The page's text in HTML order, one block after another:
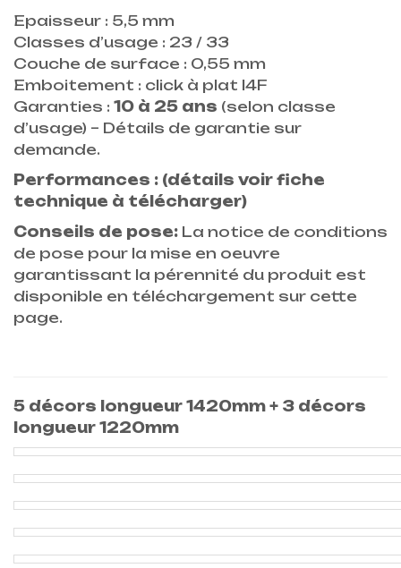
Epaisseur : 5,5 mm
Classes d’usage : 23 / 33
Couche de surface : 0,55 mm
Emboitement : click à plat I4F
Garanties : 10 à 25 ans (selon classe
d’usage) – Détails de garantie sur
demande.
Performances : (détails voir fiche
technique à télécharger)
Conseils de pose: La notice de conditions
de pose pour la mise en oeuvre
garantissant la pérennité du produit est
disponible en téléchargement sur cette
page.
5 décors longueur 1420mm + 3 décors
longueur 1220mm